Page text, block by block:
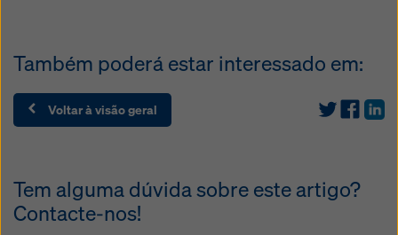
Também poderá estar interessado em:
Voltar à visão geral
Tem alguma dúvida sobre este artigo?
Contacte-nos!